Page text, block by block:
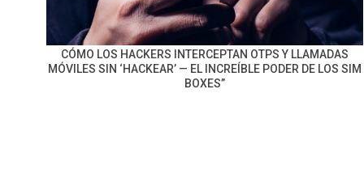
CÓMO LOS HACKERS INTERCEPTAN OTPS Y LLAMADAS
MÓVILES SIN ‘HACKEAR’ — EL INCREÍBLE PODER DE LOS SIM
BOXES”